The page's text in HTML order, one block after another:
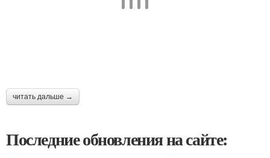
читать дальше →
Последние обновления на сайте: